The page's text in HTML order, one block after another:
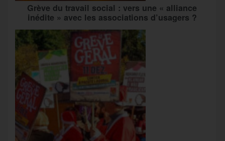
Grève du travail social : vers une « alliance
inédite » avec les associations d’usagers ?